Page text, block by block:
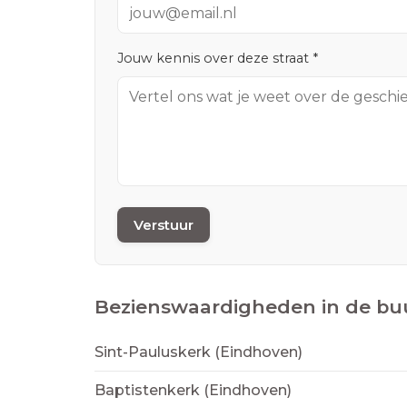
Jouw kennis over deze straat *
Verstuur
Bezienswaardigheden in de
Sint-Pauluskerk (Eindhoven)
Baptistenkerk (Eindhoven)